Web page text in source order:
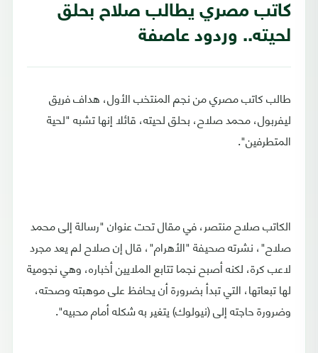
كاتب مصري يطالب صلاح بحلق
لحيته.. وردود عاصفة
طالب كاتب مصري من نجم المنتخب الأول، هداف فريق
ليفربول، محمد صلاح، بحلق لحيته، قائلا إنها تشبه "لحية
المتطرفين".
الكاتب صلاح منتصر، في مقال تحت عنوان "رسالة إلى محمد
صلاح"، نشرته صحيفة "الأهرام"، قال إن صلاح لم يعد مجرد
لاعب كرة، لكنه أصبح نجما تتابع الملايين أخباره، وهي نجومية
لها تبعاتها، التي تبدأ بضرورة أن يحافظ على موهبته وصحته،
وضرورة حاجته إلى (نيولوك) يتغير به شكله أمام محبيه".